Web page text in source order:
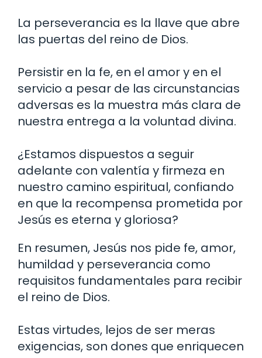
La perseverancia es la llave que abre
las puertas del reino de Dios.
Persistir en la fe, en el amor y en el
servicio a pesar de las circunstancias
adversas es la muestra más clara de
nuestra entrega a la voluntad divina.
¿Estamos dispuestos a seguir
adelante con valentía y firmeza en
nuestro camino espiritual, confiando
en que la recompensa prometida por
Jesús es eterna y gloriosa?
En resumen, Jesús nos pide fe, amor,
humildad y perseverancia como
requisitos fundamentales para recibir
el reino de Dios.
Estas virtudes, lejos de ser meras
exigencias, son dones que enriquecen